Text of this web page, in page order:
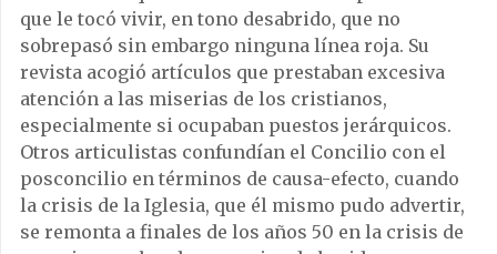
que le tocó vivir, en tono desabrido, que no
sobrepasó sin embargo ninguna línea roja. Su
revista acogió artículos que prestaban excesiva
atención a las miserias de los cristianos,
especialmente si ocupaban puestos jerárquicos.
Otros articulistas confundían el Concilio con el
posconcilio en términos de causa-efecto, cuando
la crisis de la Iglesia, que él mismo pudo advertir,
se remonta a finales de los años 50 en la crisis de